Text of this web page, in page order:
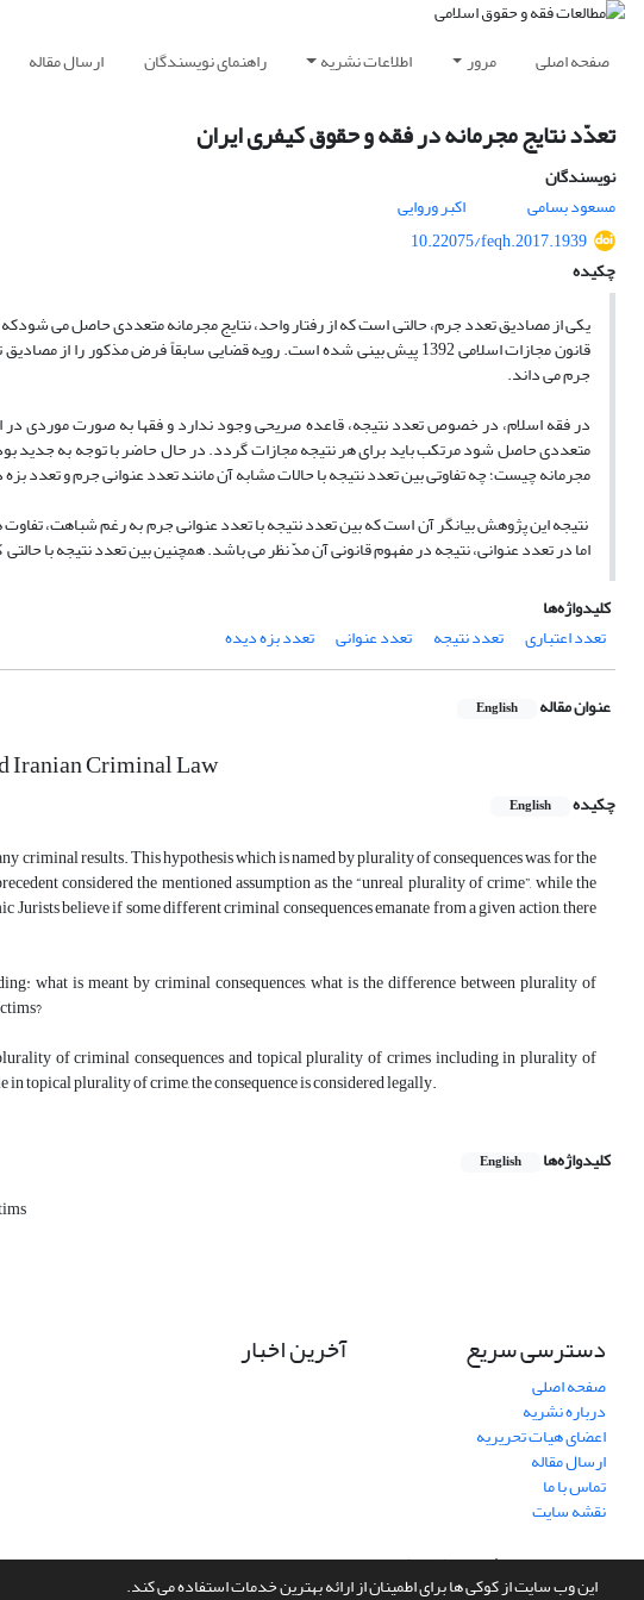
این وب سایت از کوکی ها برای اطمینان از ارائه بهترین خدمات استفاده می کند.
صفحه اصلی مرور اطلاعات نشریه راهنمای نویسندگان ارسال مقاله
تعدّد نتایج مجرمانه در فقه و حقوق کیفری ایران
نویسندگان
مسعود بسامی
اکبر وروایی
10.22075/feqh.2017.1939
چکیده
یکی از مصادیق تعدد جرم، حالتی است که از رفتار واحد، نتایج مجرمانه متعددی حاصل می
قانون مجازات اسلامی 1392 پیش بینی شده است. رویه قضایی سابقاً فرض
جرم می داند.
در فقه اسلام، در خصوص تعدد نتیجه، قاعده صریحی وجود ندارد و فقها به صورت موردی در
متعددی حاصل شود مرتکب باید برای هر نتیجه مجازات گردد. در حال حاضر با توجه به جدید
مجرمانه چیست؛ چه تفاوتی بین تعدد نتیجه با حالات مشابه آن مانند تعدد عنوانی جرم و تعدد
نتیجه این پژوهش بیانگر آن است که بین تعدد نتیجه با تعدد عنوانی جرم به رغم شباهت،
اما در تعدد عنوانی، نتیجه در مفهوم قانونی آن مدّ نظر می باشد. همچنین بین تعدد نتیجه با
کلیدواژه‌ها
تعدد اعتباری
تعدد نتیجه تعدد عنوانی تعدد بزه دیده
عنوان مقاله English
Iranian Criminal Law
چکیده English
criminal results. This hypothesis which is named by plurality of consequences was, for the
considered the mentioned assumption as the “unreal plurality of crime”, while the
believe if some different criminal consequences emanate from a given action, there
what is meant by criminal consequences, what is the difference between plurality of
of criminal consequences and topical plurality of crimes including in plurality of
in topical plurality of crime, the consequence is considered legally.
کلیدواژه‌ها English
دسترسی سریع
صفحه اصلی
درباره نشریه
اعضای هیات تحریریه
ارسال مقاله
تماس با ما
نقشه سایت
آخرین اخبار
سامانه مدیریت نشریات علمی.طراحی و پیاده سازی ازسیناوب